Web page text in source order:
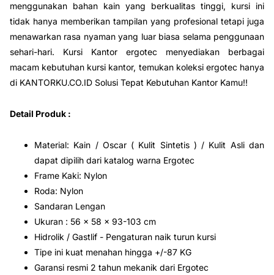
menggunakan bahan kain yang berkualitas tinggi, kursi ini
tidak hanya memberikan tampilan yang profesional tetapi juga
menawarkan rasa nyaman yang luar biasa selama penggunaan
sehari-hari. Kursi Kantor ergotec menyediakan berbagai
macam kebutuhan kursi kantor, temukan koleksi ergotec hanya
di KANTORKU.CO.ID Solusi Tepat Kebutuhan Kantor Kamu!!
Detail Produk :
Material: Kain / Oscar ( Kulit Sintetis ) / Kulit Asli dan
dapat dipilih dari katalog warna Ergotec
Frame Kaki: Nylon
Roda: Nylon
Sandaran Lengan
Ukuran : 56 x 58 x 93-103 cm
Hidrolik / Gastlif - Pengaturan naik turun kursi
Tipe ini kuat menahan hingga +/-87 KG
Garansi resmi 2 tahun mekanik dari Ergotec